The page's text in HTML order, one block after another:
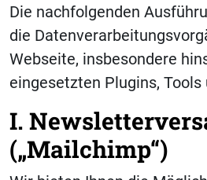
Die nachfolgenden
die
Webseite, insbesondere
eingesetzten Plugins, Tools
I.
(„Mailchimp“)